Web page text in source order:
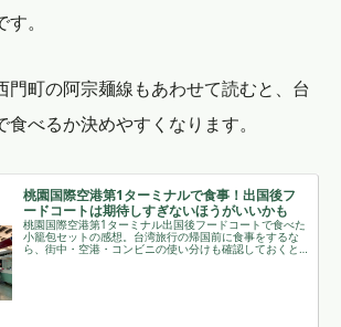
。
門町の阿宗麺線もあわせて読むと、台
べるか決めやすくなります。
桃園国際空港第1ターミナルで食事！出国後フ
ードコートは期待しすぎないほうがいいかも
桃園国際空港第1ターミナル出国後フードコートで食べた
小籠包セットの感想。台湾旅行の帰国前に食事をするな
ら、街中・空港・コンビニの使い分けも確認しておくと